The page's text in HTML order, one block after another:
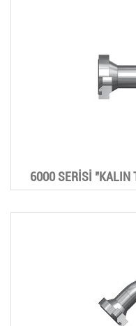
6000 SERİSİ "KALIN